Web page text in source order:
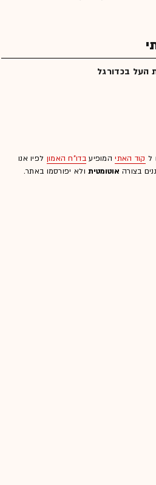
העל בכדורגל
ל קוד האתיהמופיעבדו"ח האמון לפיו אנו
בצורה אוטומטיתולא יפורסמו באתר.